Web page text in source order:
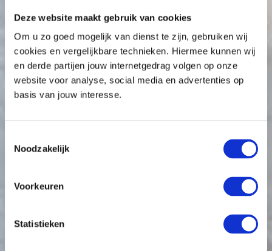
Deze website maakt gebruik van cookies
Om u zo goed mogelijk van dienst te zijn, gebruiken wij
cookies en vergelijkbare technieken. Hiermee kunnen wij
en derde partijen jouw internetgedrag volgen op onze
website voor analyse, social media en advertenties op
basis van jouw interesse.
Noodzakelijk
Voorkeuren
Statistieken